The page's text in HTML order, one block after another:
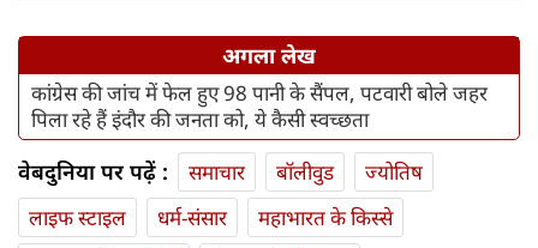
अगला लेख
कांग्रेस की जांच में फेल हुए 98 पानी के सैंपल, पटवारी बोले जहर
पिला रहे हैं इंदौर की जनता को, ये कैसी स्‍वच्‍छता
वेबदुनिया पर पढ़ें : समाचार बॉलीवुड
ज्योतिष
लाइफ स्‍टाइल
धर्म-संसार
महाभारत के किस्से